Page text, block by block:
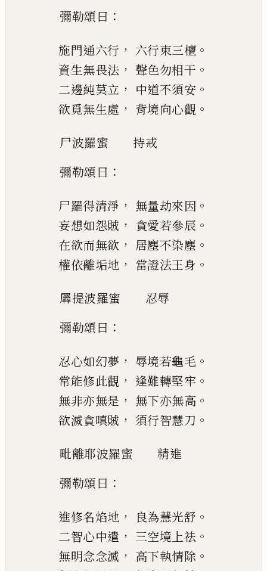
彌勒頌曰 ：
施門通六行 ， 六行束三檀 。
資生無畏法 ， 聲色勿相干 。
二邊純莫立 ， 中道不須安 。
欲覓無生處 ， 背境向心觀 。
尸波羅蜜 持戒
彌勒頌曰 ：
尸羅得清淨 ， 無量劫來因 。
妄想如怨賊 ， 貪愛若參辰 。
在欲而無欲 ， 居塵不染塵 。
權依離垢地 ， 當證法王身 。
羼提波羅蜜 忍辱
彌勒頌曰 ：
忍心如幻夢 ， 辱境若龜毛 。
常能修此觀 ， 逢難轉堅牢 。
無非亦無是 ， 無下亦無高 。
欲滅貪嗔賊 ， 須行智慧刀 。
毗離耶波羅蜜 精進
彌勒頌曰 ：
進修名焰地 ， 良為慧光舒 。
二智心中遣 ， 三空境上祛 。
無明念念滅 ， 高下執情除 。